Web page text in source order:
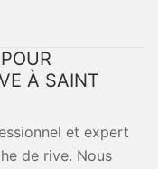
À SAINT
et expert
de rive. Nous